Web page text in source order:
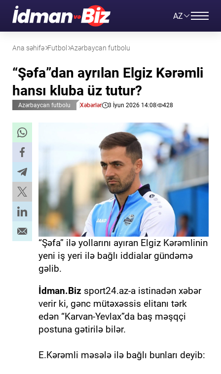
AZ
Ana səhifə Futbol Azərbaycan futbolu
“Şəfa”dan ayrılan Elgiz Kərəmli
hansı kluba üz tutur?
Azərbaycan futbolu Xəbərlər 3 İyun 2026 14:08 428
“Şəfa” ilə yollarını ayıran Elgiz Kərəmlinin
yeni iş yeri ilə bağlı iddialar gündəmə
gəlib.
İdman.Biz sport24.az-a istinadən xəbər
verir ki, gənc mütəxəssis elitanı tərk
edən “Karvan-Yevlax”da baş məşqçi
postuna gətirilə bilər.
E.Kərəmli məsələ ilə bağlı bunları deyib: